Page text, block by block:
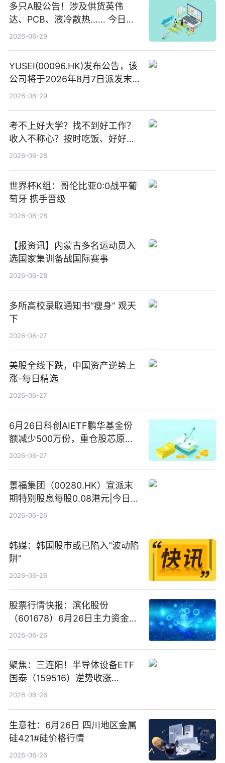
多只A股公告！涉及供货英伟
达、PCB、液冷散热…… 今日快
讯
2026-06-29
YUSEI(00096.HK)发布公告，该
公司将于2026年8月7日派发末
期股息每股人民币0.013元 每日
2026-06-29
考不上好大学？找不到好工作？
收入不称心？按时吃饭、好好睡
觉
2026-06-28
世界杯K组：哥伦比亚0:0战平葡
萄牙 携手晋级
2026-06-28
【报资讯】内蒙古多名运动员入
选国家集训备战国际赛事
2026-06-28
多所高校录取通知书“瘦身” 观天
下
2026-06-27
美股全线下跌，中国资产逆势上
涨-每日精选
2026-06-27
6月26日科创AIETF鹏华基金份
额减少500万份，重仓股芯原股
份、寒武纪、澜起科技 观速讯
2026-06-27
景福集团（00280.HK）宣派末
期特别股息每股0.08港元|今日快
看
2026-06-26
韩媒：韩国股市或已陷入“波动陷
阱”
2026-06-26
股票行情快报：滨化股份
（601678）6月26日主力资金净
卖出5964.34万元
2026-06-26
聚焦：三连阳！半导体设备ETF
国泰（159516）逆势收涨
3.5%，近10日累计净流入超65
2026-06-26
生意社：6月26日 四川地区金属
硅421#硅价格行情
2026-06-26